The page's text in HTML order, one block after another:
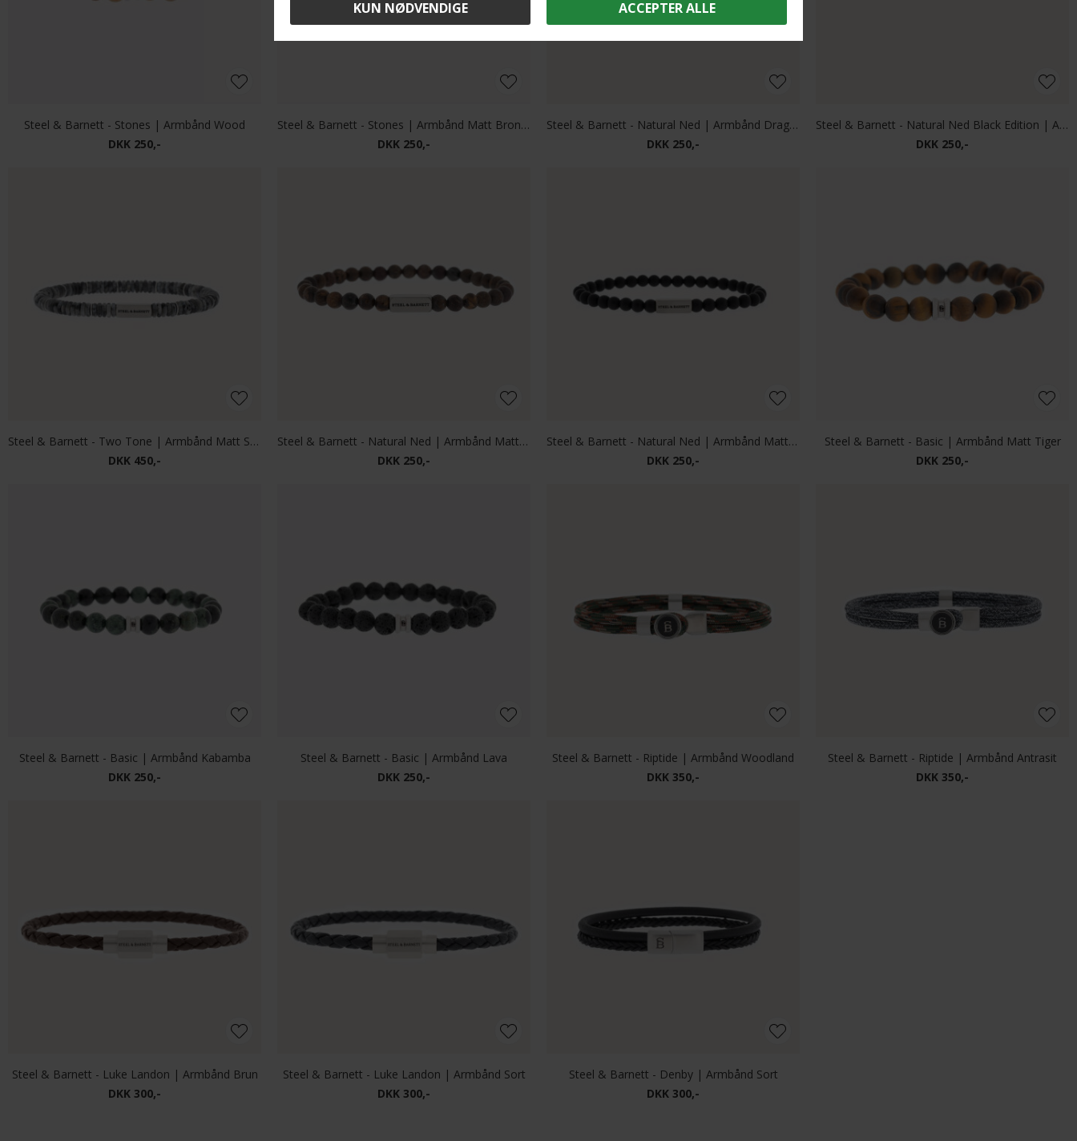
Steel & Barnett - Stones | Armbånd Wood
DKK 250,-
Steel & Barnett - Stones | Armbånd Matt Bronzite
DKK 250,-
Steel & Barnett - Natural Ned | Armbånd Dragon Blood
DKK 250,-
Steel & Barnett - Natural Ned Black Edition | Armbånd Sort
DKK 250,-
Steel & Barnett - Two Tone | Armbånd Matt Spectrolite
DKK 450,-
Steel & Barnett - Natural Ned | Armbånd Matt Bronzite
DKK 250,-
Steel & Barnett - Natural Ned | Armbånd Matt Black
DKK 250,-
Steel & Barnett - Basic | Armbånd Matt Tiger
DKK 250,-
Steel & Barnett - Basic | Armbånd Kabamba
DKK 250,-
Steel & Barnett - Basic | Armbånd Lava
DKK 250,-
Steel & Barnett - Riptide | Armbånd Woodland
DKK 350,-
Steel & Barnett - Riptide | Armbånd Antrasit
DKK 350,-
Steel & Barnett - Luke Landon | Armbånd Brun
DKK 300,-
Steel & Barnett - Luke Landon | Armbånd Sort
DKK 300,-
Steel & Barnett - Denby | Armbånd Sort
DKK 300,-